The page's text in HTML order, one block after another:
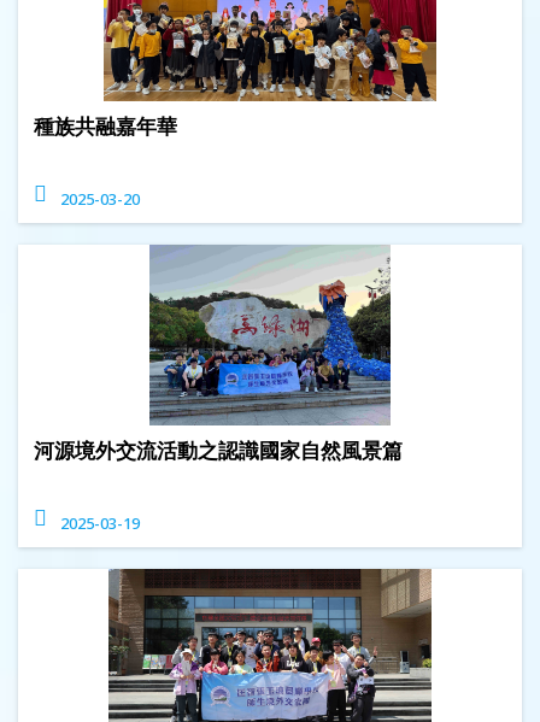
種族共融嘉年華
2025-03-20
河源境外交流活動之認識國家自然風景篇
2025-03-19